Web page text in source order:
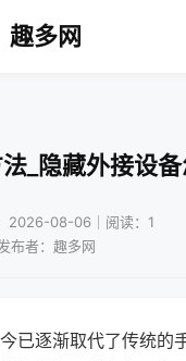
趣多网
_隐藏外接设
2026-08-06｜阅读：1
布者：趣多网
已逐渐取代了传统的